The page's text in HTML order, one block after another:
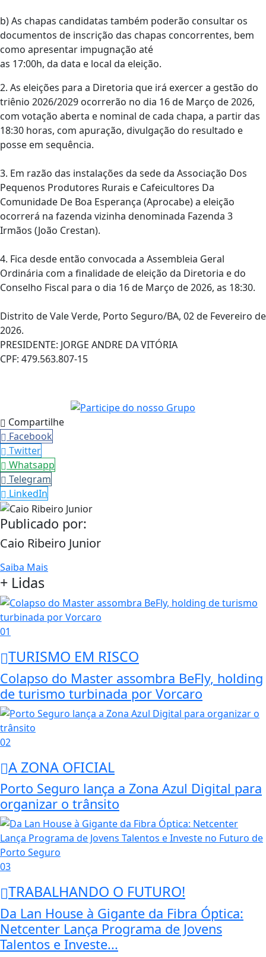
b) As chapas candidatas também poderão consultar os
documentos de inscrição das chapas concorrentes, bem
como apresentar impugnação até
as 17:00h, da data e local da eleição.
2. As eleições para a Diretoria que irá exercer a gestão do
triênio 2026/2029 ocorrerão no dia 16 de Março de 2026,
com votação aberta e nominal de cada chapa, a partir das
18:30 horas, com apuração, divulgação do resultado e
posse em sequência.
3. Em razão das instalações da sede da Associação Dos
Pequenos Produtores Rurais e Cafeicultores Da
Comunidade De Boa Esperança (Aprocabe) a eleição
ocorrerá na fazenda vizinha denominada Fazenda 3
Irmãos (João Crestan).
4. Fica desde então convocada a Assembleia Geral
Ordinária com a finalidade de eleição da Diretoria e do
Conselho Fiscal para o dia 16 de Março de 2026, as 18:30.
Distrito de Vale Verde, Porto Seguro/BA, 02 de Fevereiro de
2026.
PRESIDENTE: JORGE ANDRE DA VITÓRIA
CPF: 479.563.807-15
Compartilhe
Facebook
Twitter
Whatsapp
Telegram
LinkedIn
Publicado por:
Caio Ribeiro Junior
Saiba Mais
+ Lidas
01
TURISMO EM RISCO
Colapso do Master assombra BeFly, holding
de turismo turbinada por Vorcaro
02
A ZONA OFICIAL
Porto Seguro lança a Zona Azul Digital para
organizar o trânsito
03
TRABALHANDO O FUTURO!
Da Lan House à Gigante da Fibra Óptica:
Netcenter Lança Programa de Jovens
Talentos e Investe...